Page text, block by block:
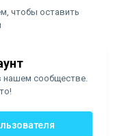
чтобы оставить
нашем сообществе.